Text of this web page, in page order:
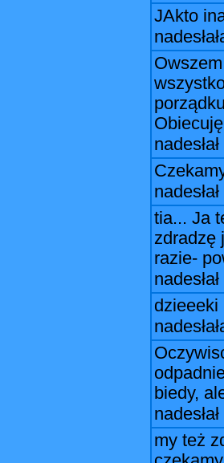
JAkto
nadesłał
nadesłał
tia... Ja
zdradzę
razie-
nadesłał
dzieeeki
biedy,
nadesłał
my też